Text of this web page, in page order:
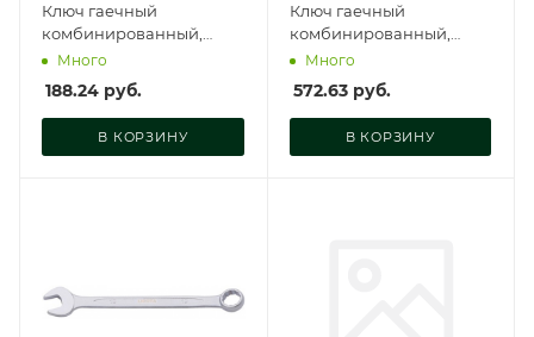
Ключ гаечный
комбинированный,
51547210
Много
188.24 руб.
В КОРЗИНУ
Ключ гаечный
комбинированный,
51552210
Много
572.63руб.
В КОРЗИНУ